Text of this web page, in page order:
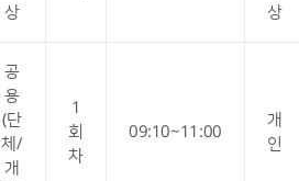
상
상
공
용
(단
체/
개
1
회
차
09:10~11:00
개
인